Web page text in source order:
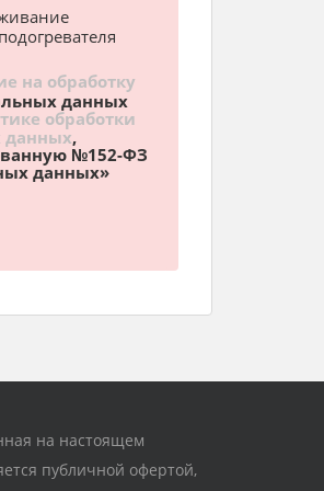
на обработку
данных
обработки
данных,
№152-ФЗ
данных»
на настоящем
публичной офертой,